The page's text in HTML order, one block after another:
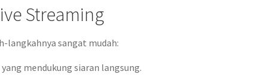
Streaming
langkahnya sangat mudah:
mendukung siaran langsung.